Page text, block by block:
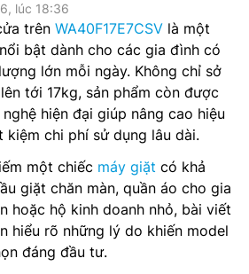
lúc 18:36
trên WA40F17E7CSV là một
bật dành cho các gia đình có
lớn mỗi ngày. Không chỉ sở
tới 17kg, sản phẩm còn được
hiện đại giúp nâng cao hiệu
kiệm chi phí sử dụng lâu dài.
một chiếc máy giặt có khả
giặt chăn màn, quần áo cho gia
hoặc hộ kinh doanh nhỏ, bài viết
hiểu rõ những lý do khiến model
đáng đầu tư.